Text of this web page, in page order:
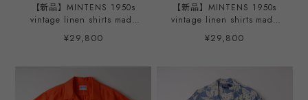
【新品】MINTENS 1950s
vintage linen shirts made
in Italian fabrics made in
JAPAN S/S open collar／
地 リネン オープンカラー
半袖 シャツ イエロー オリ
ジナルブランド 1950年代シ
¥29,800
【新品】MINTENS 1950s
vintage linen shirts made
in Italian fabrics made in
JAPAN S/S open collar／
半袖 シャツ グリーン オリ
ジナルブランド 1950年代シ
¥29,800